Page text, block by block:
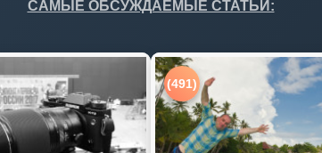
САМЫЕ ОБСУЖДАЕМЫЕ СТАТЬИ:
(491)